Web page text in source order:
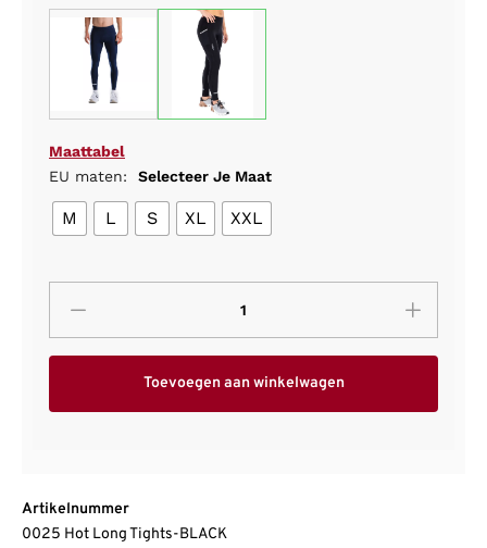
Maattabel
EU maten:
Selecteer Je Maat
M L S XL XXL
Toevoegen aan winkelwagen
Artikelnummer
0025 Hot Long Tights-BLACK